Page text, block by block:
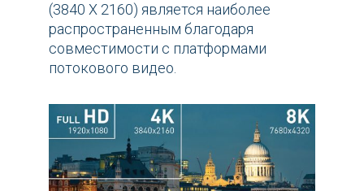
(3840 Х 2160) является наиболее
распространенным благодаря
совместимости с платформами
потокового видео.